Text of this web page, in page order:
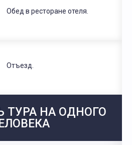
Обед в ресторане отеля.
Отъезд.
ТУРА НА ОДНОГО